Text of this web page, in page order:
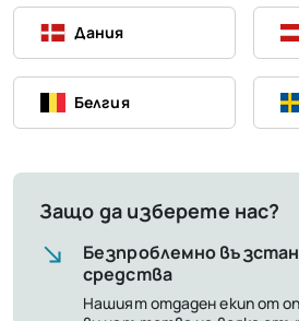
Дания
Белгия
Защо да изберете нас?
Безпроблемно
средства
Нашият отдаден екип от